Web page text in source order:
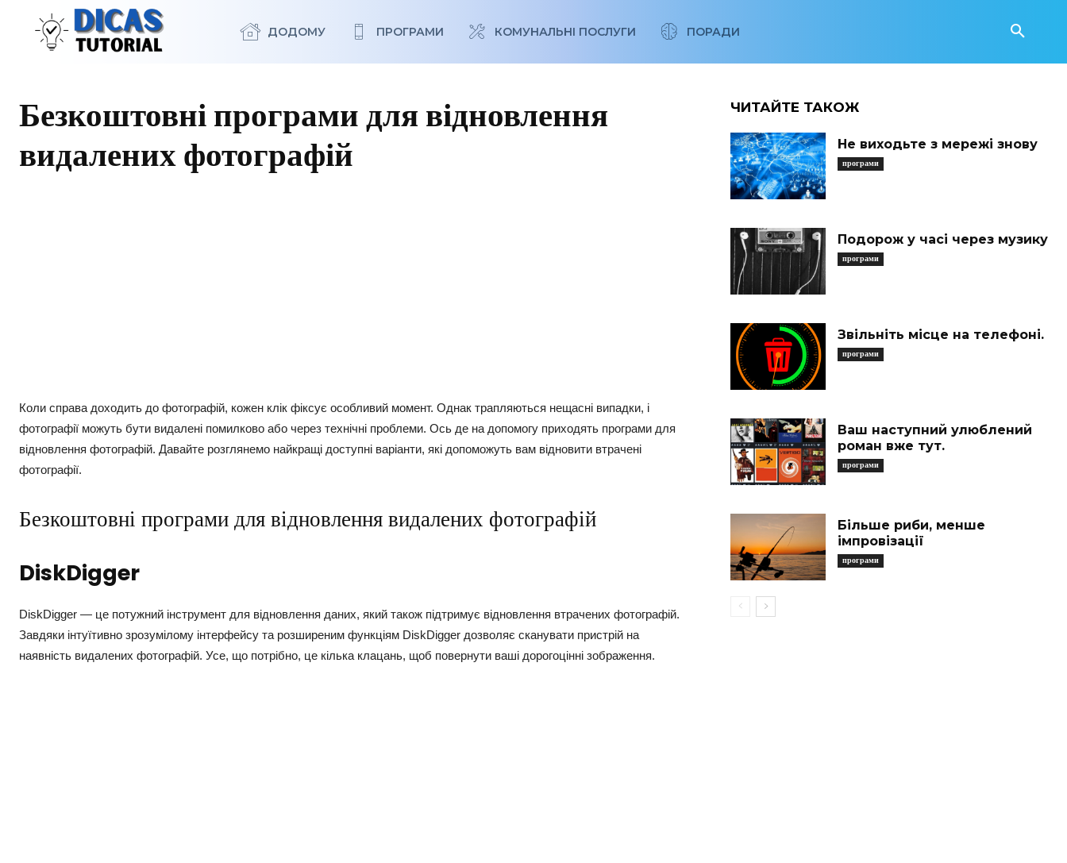
ДОДОМУ ПРОГРАМИ КОМУНАЛЬНІ ПОСЛУГИ ПОРАДИ
Безкоштовні програми для відновлення
видалених фотографій
Коли справа доходить до фотографій, кожен клік фіксує особливий момент. Однак трапляються нещасні випадки, і
фотографії можуть бути видалені помилково або через технічні проблеми. Ось де на допомогу приходять програми для
відновлення фотографій. Давайте розглянемо найкращі доступні варіанти, які допоможуть вам відновити втрачені
фотографії.
Безкоштовні програми для відновлення видалених фотографій
DiskDigger
DiskDigger — це потужний інструмент для відновлення даних, який також підтримує відновлення втрачених фотографій.
Завдяки інтуїтивно зрозумілому інтерфейсу та розширеним функціям DiskDigger дозволяє сканувати пристрій на
наявність видалених фотографій. Усе, що потрібно, це кілька клацань, щоб повернути ваші дорогоцінні зображення.
ЧИТАЙТЕ ТАКОЖ
Не виходьте з мережі знову
програми
Подорож у часі через музику
програми
Звільніть місце на телефоні.
програми
Ваш наступний улюблений
роман вже тут.
програми
Більше риби, менше
імпровізації
програми